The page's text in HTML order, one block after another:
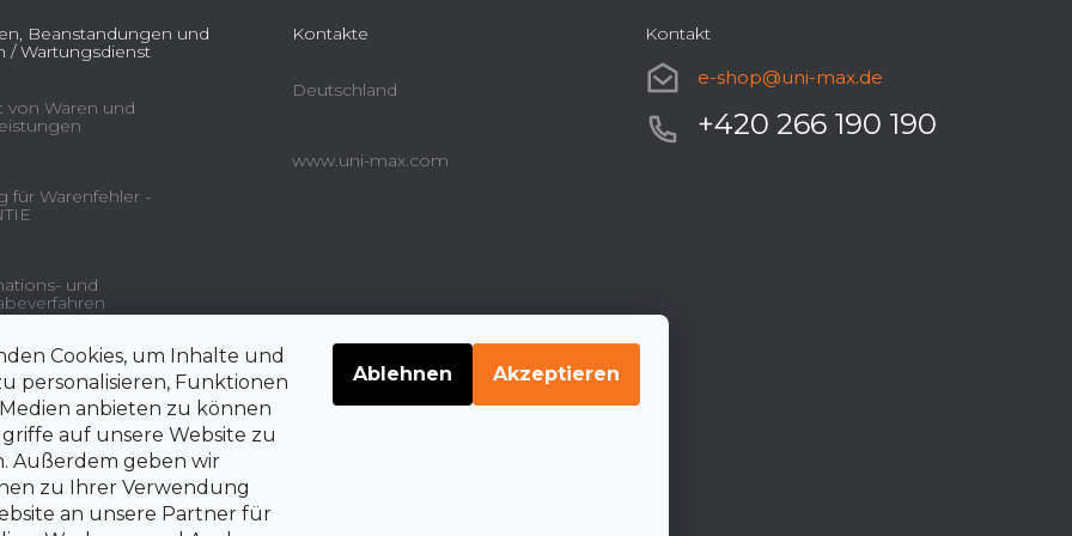
Cookies, um Inhalte und
personalisieren, Funktionen
anbieten zu können
auf unsere Website zu
Außerdem geben wir
zu Ihrer Verwendung
an unsere Partner für
Ablehnen Akzeptieren
Beanstandungen und
/ Wartungsdienst
von Waren und
für Warenfehler -
und
und
über die
auf Vertragsrücktritt
Kontakte
Deutschland
www.uni-max.com
Kontakt
e-shop@uni-max.de
+420 266 190 190